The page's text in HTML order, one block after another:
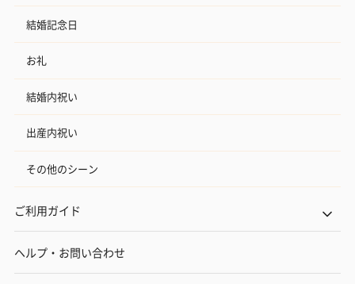
結婚記念日
お礼
結婚内祝い
出産内祝い
その他のシーン
ご利用ガイド
ヘルプ・お問い合わせ